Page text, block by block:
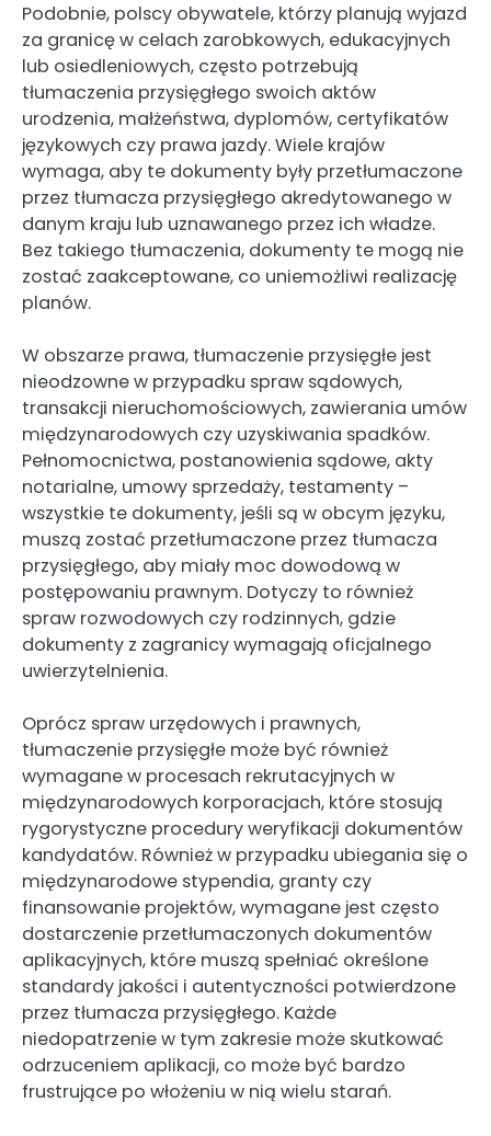
Podobnie, polscy obywatele, którzy planują wyjazd
za granicę w celach zarobkowych, edukacyjnych
lub osiedleniowych, często potrzebują
tłumaczenia przysięgłego swoich aktów
urodzenia, małżeństwa, dyplomów, certyfikatów
językowych czy prawa jazdy. Wiele krajów
wymaga, aby te dokumenty były przetłumaczone
przez tłumacza przysięgłego akredytowanego w
danym kraju lub uznawanego przez ich władze.
Bez takiego tłumaczenia, dokumenty te mogą nie
zostać zaakceptowane, co uniemożliwi realizację
planów.
W obszarze prawa, tłumaczenie przysięgłe jest
nieodzowne w przypadku spraw sądowych,
transakcji nieruchomościowych, zawierania umów
międzynarodowych czy uzyskiwania spadków.
Pełnomocnictwa, postanowienia sądowe, akty
notarialne, umowy sprzedaży, testamenty –
wszystkie te dokumenty, jeśli są w obcym języku,
muszą zostać przetłumaczone przez tłumacza
przysięgłego, aby miały moc dowodową w
postępowaniu prawnym. Dotyczy to również
spraw rozwodowych czy rodzinnych, gdzie
dokumenty z zagranicy wymagają oficjalnego
uwierzytelnienia.
Oprócz spraw urzędowych i prawnych,
tłumaczenie przysięgłe może być również
wymagane w procesach rekrutacyjnych w
międzynarodowych korporacjach, które stosują
rygorystyczne procedury weryfikacji dokumentów
kandydatów. Również w przypadku ubiegania się o
międzynarodowe stypendia, granty czy
finansowanie projektów, wymagane jest często
dostarczenie przetłumaczonych dokumentów
aplikacyjnych, które muszą spełniać określone
standardy jakości i autentyczności potwierdzone
przez tłumacza przysięgłego. Każde
niedopatrzenie w tym zakresie może skutkować
odrzuceniem aplikacji, co może być bardzo
frustrujące po włożeniu w nią wielu starań.